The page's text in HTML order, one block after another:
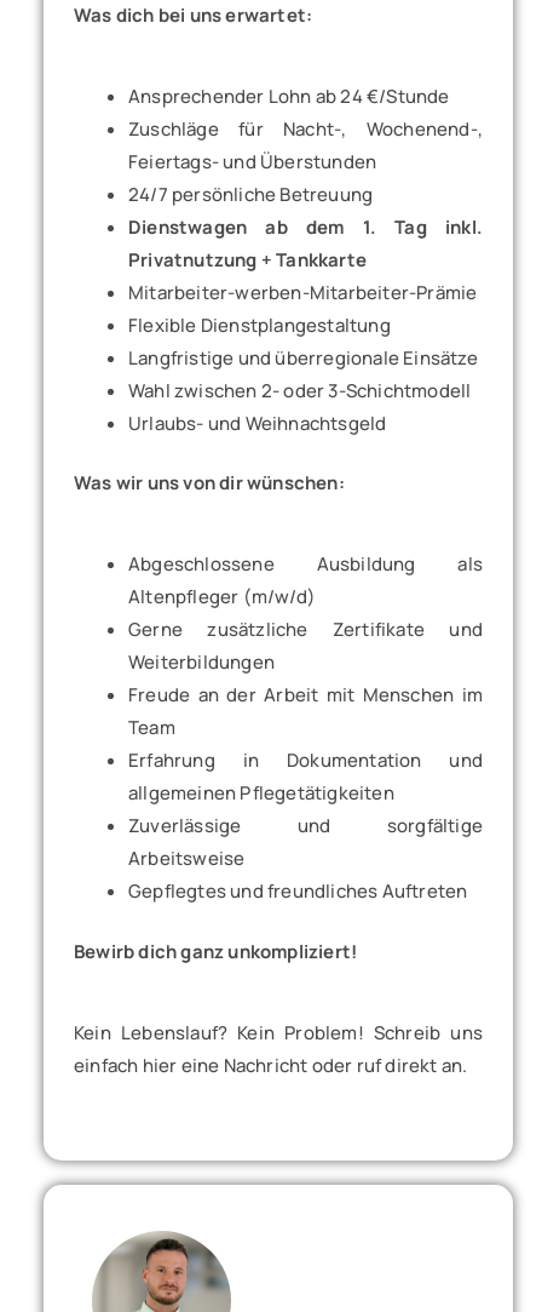
Was dich bei uns erwartet:
Ansprechender Lohn ab 24 €/Stunde
Zuschläge für Nacht-, Wochenend-,
Feiertags- und Überstunden
24/7 persönliche Betreuung
Dienstwagen ab dem 1. Tag inkl.
Privatnutzung + Tankkarte
Mitarbeiter-werben-Mitarbeiter-Prämie
Flexible Dienstplangestaltung
Langfristige und überregionale Einsätze
Wahl zwischen 2- oder 3-Schichtmodell
Urlaubs- und Weihnachtsgeld
Was wir uns von dir wünschen:
Abgeschlossene Ausbildung als
Altenpfleger (m/w/d)
Gerne zusätzliche Zertifikate und
Weiterbildungen
Freude an der Arbeit mit Menschen im
Team
Erfahrung in Dokumentation und
allgemeinen Pflegetätigkeiten
Zuverlässige und sorgfältige
Arbeitsweise
Gepflegtes und freundliches Auftreten
Bewirb dich ganz unkompliziert!
Kein Lebenslauf? Kein Problem! Schreib uns
einfach hier eine Nachricht oder ruf direkt an.